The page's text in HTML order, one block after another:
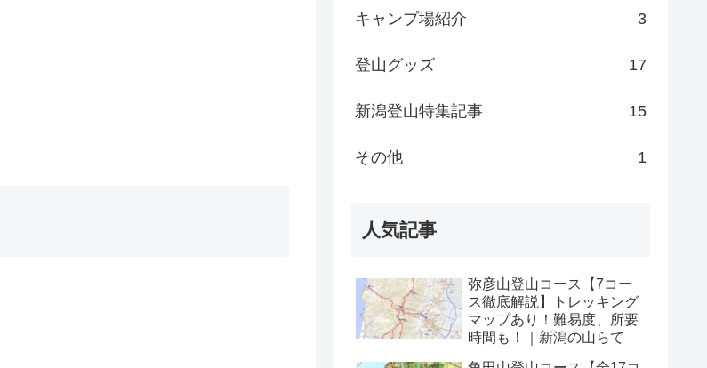
キャンプ場紹介 3
登山グッズ 17
新潟登山特集記事 15
その他 1
人気記事
弥彦山登山コース【7コー
ス徹底解説】トレッキング
マップあり！難易度、所要
時間も！｜新潟の山らて